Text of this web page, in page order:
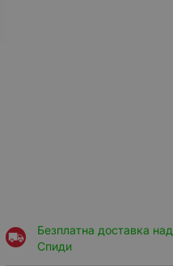
Безплатна доставка над
Спиди